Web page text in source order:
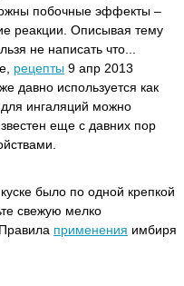
побочные эффекты –
реакции. Описывая тему
не написать что...
рецепты 9 апр 2013
давно используется как
ингаляций можно
еще с давних пор
было по одной крепкой
свежую мелко
применения имбиря